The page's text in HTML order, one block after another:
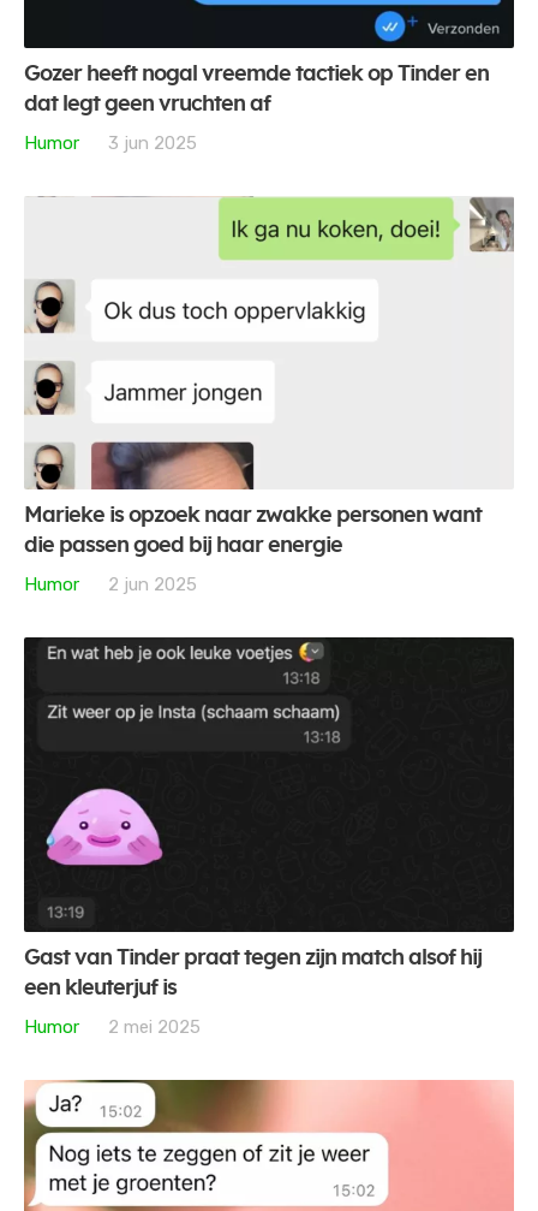
Gozer heeft nogal vreemde tactiek op Tinder en
dat legt geen vruchten af
Humor
3 jun 2025
Marieke is opzoek naar zwakke personen want
die passen goed bij haar energie
Humor
2 jun 2025
Gast van Tinder praat tegen zijn match alsof hij
een kleuterjuf is
Humor
2 mei 2025